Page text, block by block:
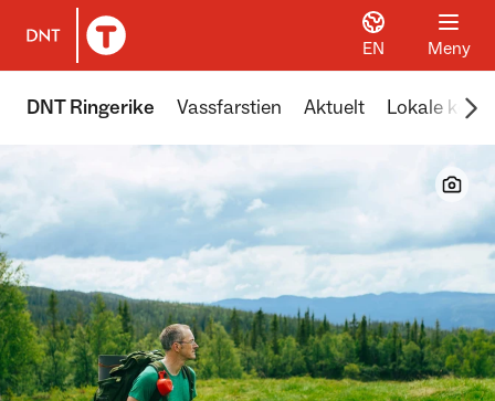
Til DNT.no forside
EN Meny
DNT Ringerike Vassfarstien Aktuelt Lokale koier